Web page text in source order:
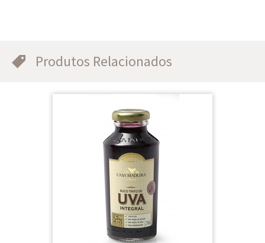
Produtos Relacionados